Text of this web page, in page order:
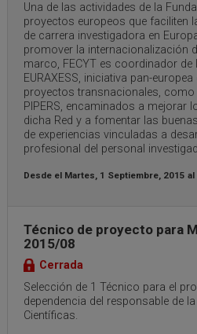
Una de las actividades de la
proyectos europeos que faciliten
de carrera investigadora en
promover la internacionalización
marco, FECYT es coordinador de
EURAXESS, iniciativa pan-
proyectos transnacionales, como
PIPERS, encaminados a
dicha Red y a fomentar las
de experiencias vinculadas a
profesional del personal
Desde el Martes, 1 Septiembre, 2015 al
Técnico de proyecto para
2015/08
Cerrada
Selección de 1 Técnico para el
dependencia del responsable de
Científicas.